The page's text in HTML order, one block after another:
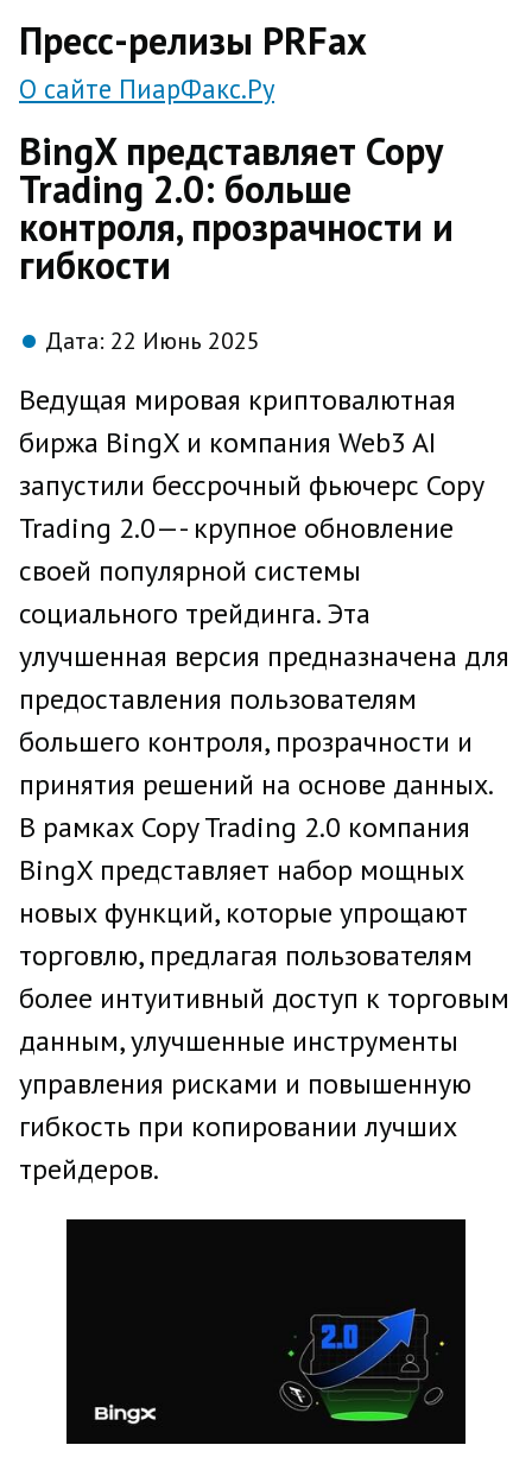
Пресс-релизы PRFax
О сайте ПиарФакс.Ру
BingX представляет Copy
Trading 2.0: больше
контроля, прозрачности и
гибкости
Дата: 22 Июнь 2025
Ведущая мировая криптовалютная
биржа BingX и компания Web3 AI
запустили бессрочный фьючерс Copy
Trading 2.0—- крупное обновление
своей популярной системы
социального трейдинга. Эта
улучшенная версия предназначена для
предоставления пользователям
большего контроля, прозрачности и
принятия решений на основе данных.
В рамках Copy Trading 2.0 компания
BingX представляет набор мощных
новых функций, которые упрощают
торговлю, предлагая пользователям
более интуитивный доступ к торговым
данным, улучшенные инструменты
управления рисками и повышенную
гибкость при копировании лучших
трейдеров.